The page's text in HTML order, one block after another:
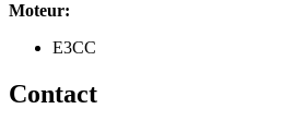
Moteur:
E3CC
Contact